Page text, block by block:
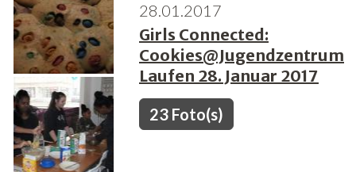
28.01.2017
Girls Connected:
Cookies@Jugendzentrum
Laufen 28. Januar 2017
23 Foto(s)